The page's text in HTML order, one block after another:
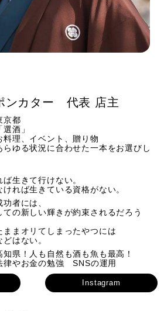
ンカター 代表 店主
都
」
ント、贈り物
合わせた一本をお選びし
きて行けない。
生きている資格がない。
には、
しい輝きが約束されるだろう
リてしまったやつには
ない。
県！人も自然も酒も魚も最高！
律やお金の勉強 SNSの運用
Instagram